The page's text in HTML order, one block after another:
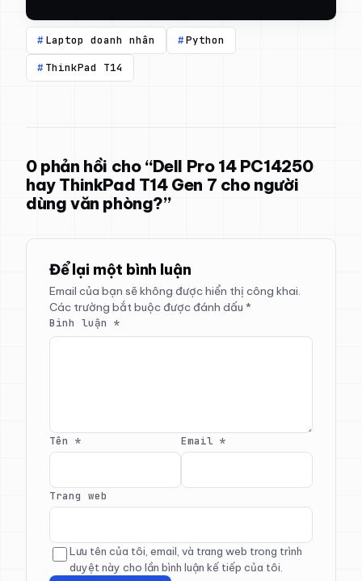
Laptop doanh nhân
Python
ThinkPad T14
0 phản hồi cho “Dell Pro 14 PC14250
hay ThinkPad T14 Gen 7 cho người
dùng văn phòng?”
Để lại một bình luận
Email của bạn sẽ không được hiển thị công khai.
Các trường bắt buộc được đánh dấu *
Bình luận *
Tên * Email *
Trang web
Lưu tên của tôi, email, và trang web trong trình
duyệt này cho lần bình luận kế tiếp của tôi.